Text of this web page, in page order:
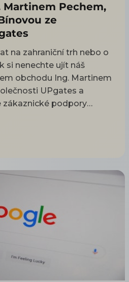
Martinem Pechem,
ze
na zahraniční trh nebo o
si nenechte ujít náš
obchodu Ing. Martinem
UPgates a
zákaznické podpory
trh, zda se vyplatí
co si dát pozor, jak
XML feedů a